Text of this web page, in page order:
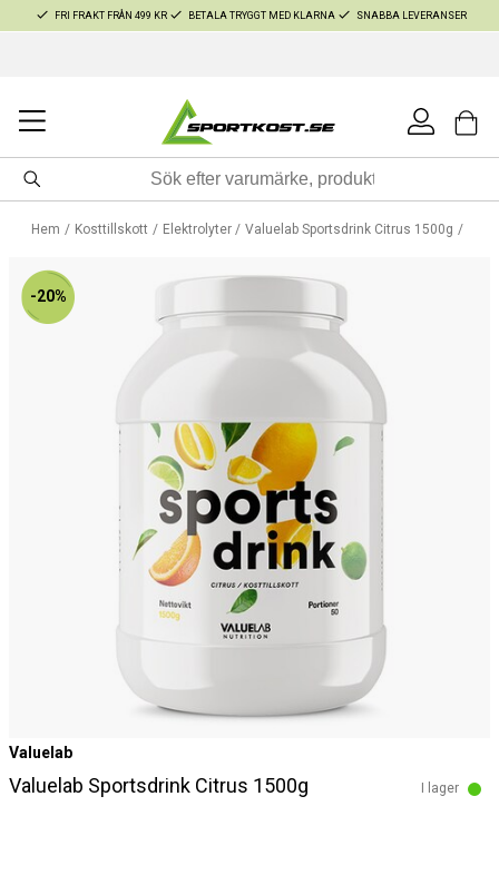
FRI FRAKT FRÅN 499 KR BETALA TRYGGT MED KLARNA SNABBA LEVERANSER
Hem Kosttillskott Elektrolyter Valuelab Sportsdrink Citrus 1500g
-20%
Valuelab
Valuelab Sportsdrink Citrus 1500g I lager